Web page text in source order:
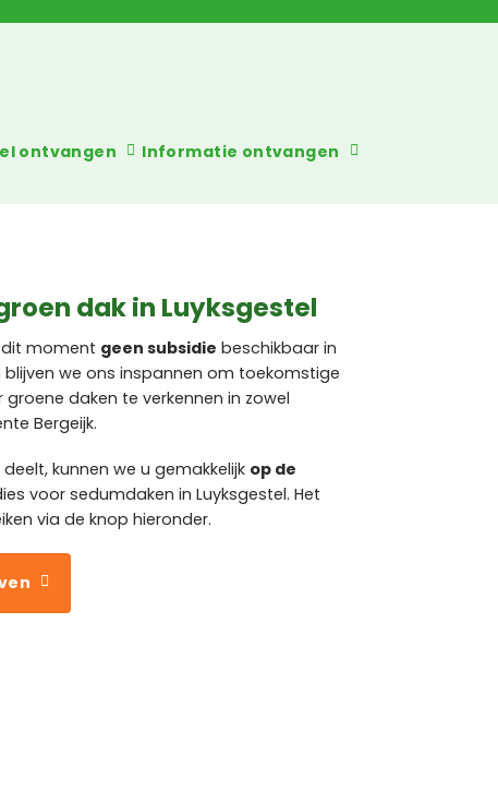
ontvangen Informatie ontvangen
dak in Luyksgestel
moment geen subsidie beschikbaar in
blijven we ons inspannen om toekomstige
daken te verkennen in zowel
Bergeijk.
kunnen we u gemakkelijk op de
voor sedumdaken in Luyksgestel. Het
via de knop hieronder.